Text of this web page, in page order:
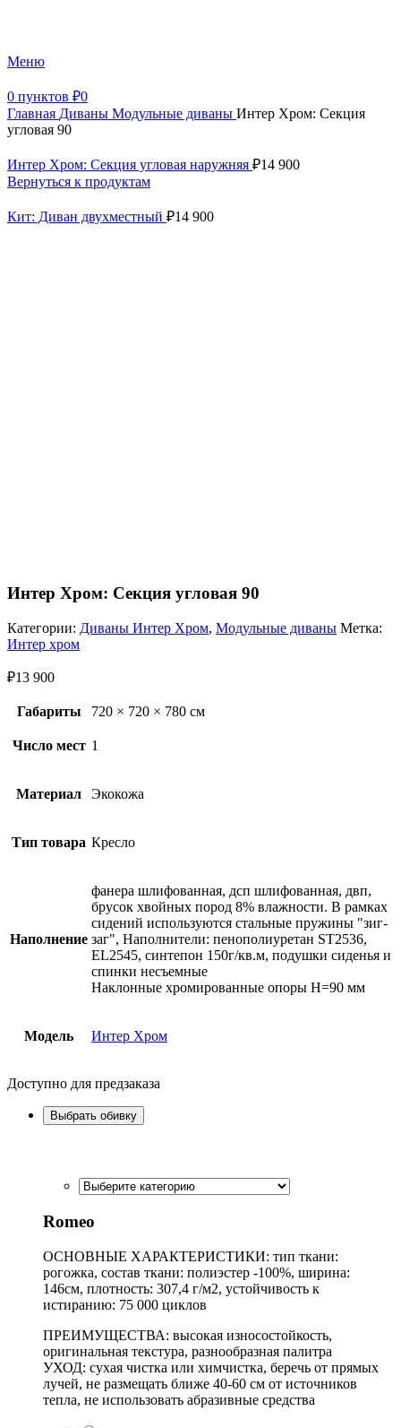
Меню
0 пунктов ₽0
Главная Диваны Модульные диваны Интер Хром: Секция
угловая 90
Интер Хром: Секция угловая наружняя ₽14 900
Вернуться к продуктам
Кит: Диван двухместный ₽14 900
Интер Хром: Секция угловая 90
Категории: Диваны Интер Хром, Модульные диваны Метка:
Интер хром
₽13 900
Габариты 720 × 720 × 780 см
Число мест 1
Материал Экокожа
Тип товара Кресло
Наполнение
фанера шлифованная, дсп шлифованная, двп,
брусок хвойных пород 8% влажности. В рамках
сидений используются стальные пружины "зиг-
заг", Наполнители: пенополиуретан ST2536,
EL2545, синтепон 150г/кв.м, подушки сиденья и
спинки несъемные
Наклонные хромированные опоры Н=90 мм
Модель Интер Хром
Доступно для предзаказа
Выбрать обивку
Romeo
ОСНОВНЫЕ ХАРАКТЕРИСТИКИ: тип ткани:
рогожка, состав ткани: полиэстер -100%, ширина:
146см, плотность: 307,4 г/м2, устойчивость к
истиранию: 75 000 циклов
ПРЕИМУЩЕСТВА: высокая износостойкость,
оригинальная текстура, разнообразная палитра
УХОД: сухая чистка или химчистка, беречь от прямых
лучей, не размещать ближе 40-60 см от источников
тепла, не использовать абразивные средства